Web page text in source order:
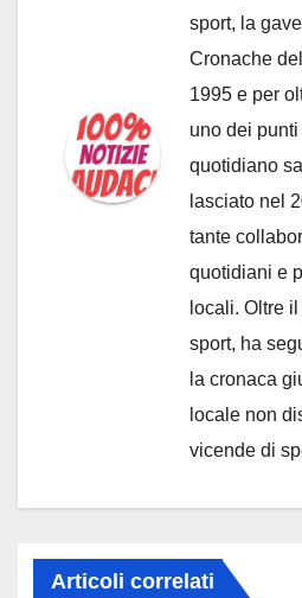
sport, la
Cronache
1995 e per
uno dei punti
quotidiano
lasciato nel
tante
quotidiani e
locali. Oltre
sport, ha
la cronaca
locale non
vicende di
Articoli correlati